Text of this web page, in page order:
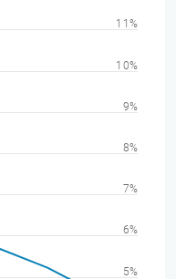
5%
6%
7%
8%
9%
10%
11%